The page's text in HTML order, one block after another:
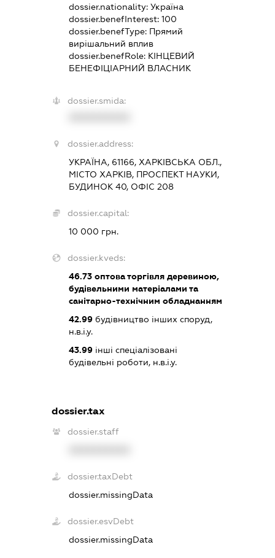
dossier.nationality: Україна
dossier.benefInterest: 100
dossier.benefType: Прямий
вирішальний вплив
dossier.benefRole: КІНЦЕВИЙ
БЕНЕФІЦІАРНИЙ ВЛАСНИК
dossier.smida:
dossier.address:
УКРАЇНА, 61166, ХАРКІВСЬКА ОБЛ.,
МІСТО ХАРКІВ, ПРОСПЕКТ НАУКИ,
БУДИНОК 40, ОФІС 208
dossier.capital:
10 000 грн.
dossier.kveds:
46.73оптова торгівля деревиною,
будівельними матеріалами та
санітарно-технічним обладнанням
42.99будівництво інших споруд,
н.в.і.у.
43.99інші спеціалізовані
будівельні роботи, н.в.і.у.
dossier.tax
dossier.staff
dossier.taxDebt
dossier.missingData
dossier.esvDebt
dossier.missingData